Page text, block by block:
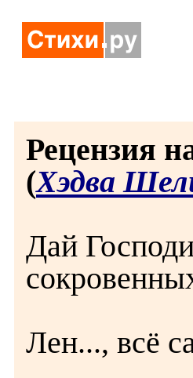
Рецензия
(Хэдва
Дай
Лен..., всё